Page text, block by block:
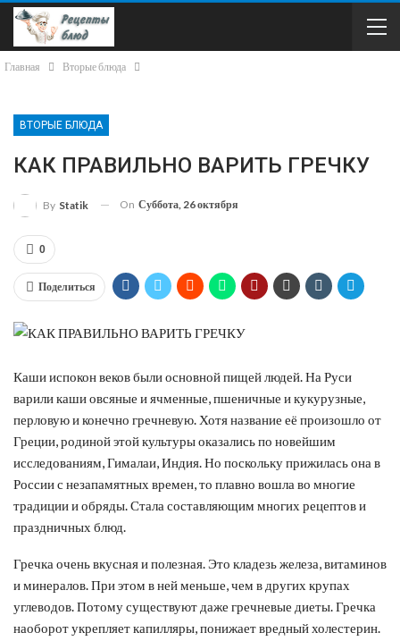
Главная Вторые блюда
ВТОРЫЕ БЛЮДА
КАК ПРАВИЛЬНО ВАРИТЬ ГРЕЧКУ
By Statik On Суббота, 26 октября
0
Поделиться
Каши испокон веков были основной пищей людей. На Руси
варили каши овсяные и ячменные, пшеничные и кукурузные,
перловую и конечно гречневую. Хотя название её произошло от
Греции, родиной этой культуры оказались по новейшим
исследованиям, Гималаи, Индия.Но поскольку прижилась она в
России с незапамятных времен, то плавно вошла во многие
традиции и обряды. Стала составляющим многих рецептов и
праздничных блюд.
Гречка очень вкусная и полезная. Это кладезь железа, витаминов
и минералов. При этом в ней меньше, чем в других крупах
углеводов. Потому существуют даже гречневые диеты. Гречка
наоборот укрепляет капилляры, понижает вредный холестерин.